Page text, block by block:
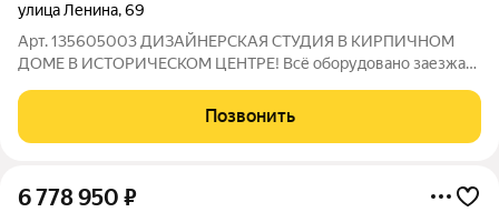
улица Ленина,69
Арт. 135605003 ДИЗАЙНЕРСКАЯ СТУДИЯ В КИРПИЧНОМ
ДОМЕ В ИСТОРИЧЕСКОМ ЦЕНТРЕ! Всё оборудовано заезжай
Не нужно ничего доделывать или
Позвонить
6 778 950 ₽